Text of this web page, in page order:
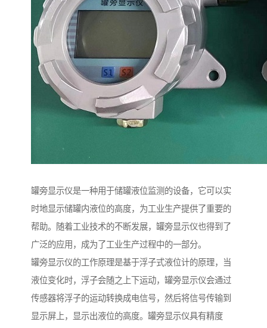
罐旁显示仪是一种用于储罐液位监测的设备，它可以实
时地显示储罐内液位的高度，为工业生产提供了重要的
帮助。随着工业技术的不断发展，罐旁显示仪也得到了
广泛的应用，成为了工业生产过程中的一部分。
罐旁显示仪的工作原理是基于浮子式液位计的原理，当
液位变化时，浮子会随之上下运动，罐旁显示仪会通过
传感器将浮子的运动转换成电信号，然后将信号传输到
显示屏上，显示出液位的高度。罐旁显示仪具有精度